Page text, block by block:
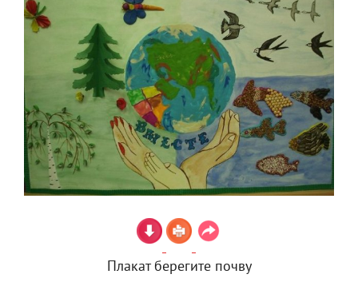
Плакат берегите почву